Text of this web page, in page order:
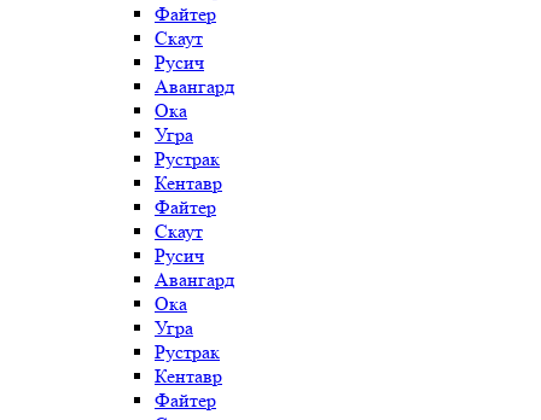
Файтер
Скаут
Русич
Авангард
Ока
Угра
Рустрак
Кентавр
Файтер
Скаут
Русич
Авангард
Ока
Угра
Рустрак
Кентавр
Файтер